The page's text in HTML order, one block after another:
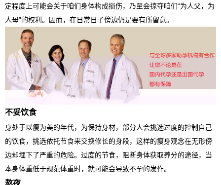
定程度上可能会关于咱们身体构成损伤，乃至会掠夺咱们“为人父，为
人母”的权利。因而，在日常日子傍边仍是要有所留意。
不妥饮食
身处于以瘦为美的年代，为保持身材，部分人会挑选过度的控制自己
的饮食，挑选依托节食来交换修长的身段，这样的瘦身观念在无形傍
边却埋下了严重的危险。过度的节食，阻断身体获取养分的途径，当
本身体重低于规范体重时，就可能会导致不孕的发作。
熬夜